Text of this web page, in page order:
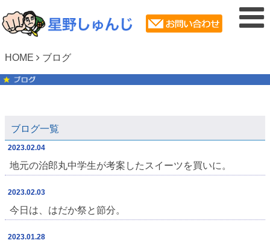
HOME ブログ
ブログ一覧
2023.02.04
地元の治郎丸中学生が考案したスイーツを買いに。
2023.02.03
今日は、はだか祭と節分。
2023.01.28